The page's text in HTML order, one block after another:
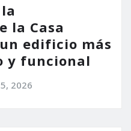
la Casa
edificio más
y funcional
2026